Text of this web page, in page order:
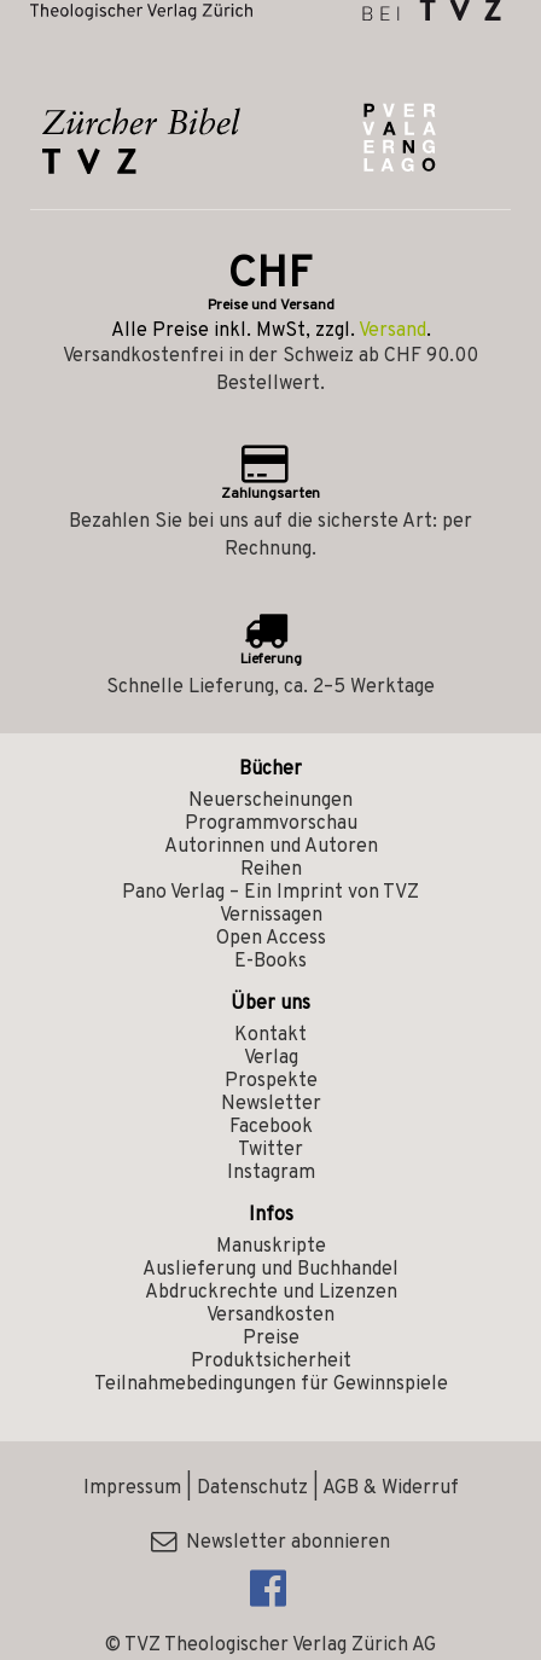
CHF
Preise und Versand
Alle Preise inkl. MwSt, zzgl. Versand.
Versandkostenfrei in der Schweiz ab CHF 90.00
Bestellwert.
Zahlungsarten
Bezahlen Sie bei uns auf die sicherste Art: per
Rechnung.
Lieferung
Schnelle Lieferung, ca. 2–5 Werktage
Bücher
Neuerscheinungen
Programmvorschau
Autorinnen und Autoren
Reihen
Pano Verlag – Ein Imprint von TVZ
Vernissagen
Open Access
E-Books
Über uns
Kontakt
Verlag
Prospekte
Newsletter
Facebook
Twitter
Instagram
Infos
Manuskripte
Auslieferung und Buchhandel
Abdruckrechte und Lizenzen
Versandkosten
Preise
Produktsicherheit
Teilnahmebedingungen für Gewinnspiele
© TVZ Theologischer Verlag Zürich AG
Impressum Datenschutz AGB & Widerruf
Newsletter abonnieren